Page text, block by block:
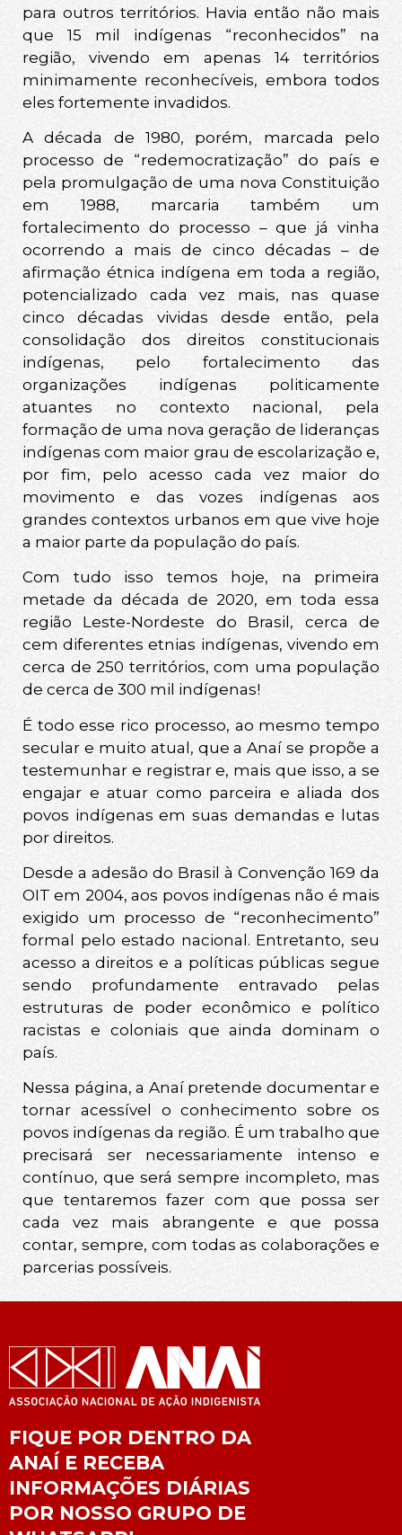
para outros territórios. Havia então não mais
que 15 mil indígenas “reconhecidos” na
região, vivendo em apenas 14 territórios
minimamente reconhecíveis, embora todos
eles fortemente invadidos.
A década de 1980, porém, marcada pelo
processo de “redemocratização” do país e
pela promulgação de uma nova Constituição
em 1988, marcaria também um
fortalecimento do processo – que já vinha
ocorrendo a mais de cinco décadas – de
afirmação étnica indígena em toda a região,
potencializado cada vez mais, nas quase
cinco décadas vividas desde então, pela
consolidação dos direitos constitucionais
indígenas, pelo fortalecimento das
organizações indígenas politicamente
atuantes no contexto nacional, pela
formação de uma nova geração de lideranças
indígenas com maior grau de escolarização e,
por fim, pelo acesso cada vez maior do
movimento e das vozes indígenas aos
grandes contextos urbanos em que vive hoje
a maior parte da população do país.
Com tudo isso temos hoje, na primeira
metade da década de 2020, em toda essa
região Leste-Nordeste do Brasil, cerca de
cem diferentes etnias indígenas, vivendo em
cerca de 250 territórios, com uma população
de cerca de 300 mil indígenas!
É todo esse rico processo, ao mesmo tempo
secular e muito atual, que a Anaí se propõe a
testemunhar e registrar e, mais que isso, a se
engajar e atuar como parceira e aliada dos
povos indígenas em suas demandas e lutas
por direitos.
Desde a adesão do Brasil à Convenção 169 da
OIT em 2004, aos povos indígenas não é mais
exigido um processo de “reconhecimento”
formal pelo estado nacional. Entretanto, seu
acesso a direitos e a políticas públicas segue
sendo profundamente entravado pelas
estruturas de poder econômico e político
racistas e coloniais que ainda dominam o
país.
Nessa página, a Anaí pretende documentar e
tornar acessível o conhecimento sobre os
povos indígenas da região. É um trabalho que
precisará ser necessariamente intenso e
contínuo, que será sempre incompleto, mas
que tentaremos fazer com que possa ser
cada vez mais abrangente e que possa
contar, sempre, com todas as colaborações e
parcerias possíveis.
FIQUE POR DENTRO DA
ANAÍ E RECEBA
INFORMAÇÕES DIÁRIAS
POR NOSSO GRUPO DE